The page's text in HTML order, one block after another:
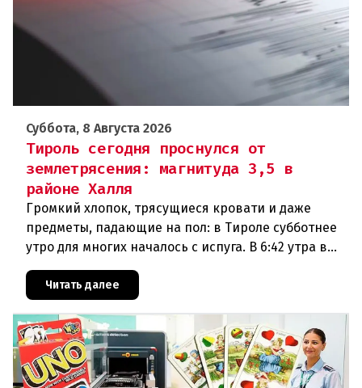
Суббота, 8 Августа 2026
Тироль сегодня проснулся от
землетрясения: магнитуда 3,5 в
районе Халля
Громкий хлопок, трясущиеся кровати и даже
предметы, падающие на пол: в Тироле субботнее
утро для многих началось с испуга. В 6:42 утра в
сейсмологовПо данны
Читать далее